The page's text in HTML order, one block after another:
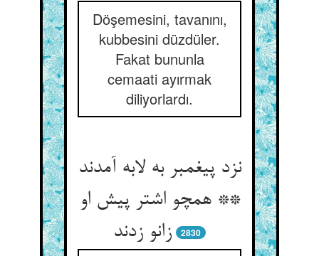
Döşemesini, tavanını,
kubbesini düzdüler.
Fakat bununla
cemaati ayırmak
diliyorlardı.
نزد پیغمبر به لابه آمدند
** همچو اشتر پیش او
زانو زدند
2830